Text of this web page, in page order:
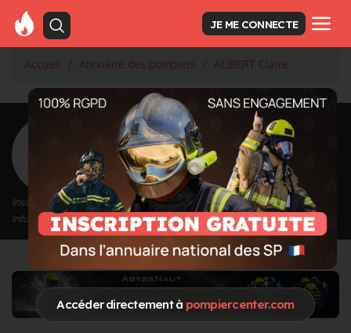
Accéder directement à pompiercenter.com
JE ME CONNECTE
Accueil Annuaire des pompiers AUBERT Claire
< Retour à la liste des pompiers
AUBERT Claire
Inscrit depuis le 12/09/2020 à 13:34
Informations mises à jour le 15/04/2021 à 13:39